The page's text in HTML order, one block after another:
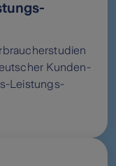
Kunden-
Leistungs-